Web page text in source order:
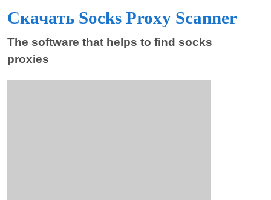
Скачать Socks Proxy Scanner
The software that helps to find socks
proxies